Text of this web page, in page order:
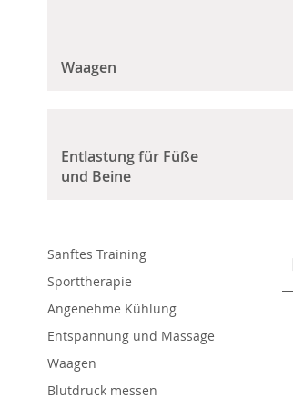
Waagen
Entlastung für Füße
und Beine
Sanftes Training
Sporttherapie
Angenehme Kühlung
Entspannung und Massage
Waagen
Blutdruck messen